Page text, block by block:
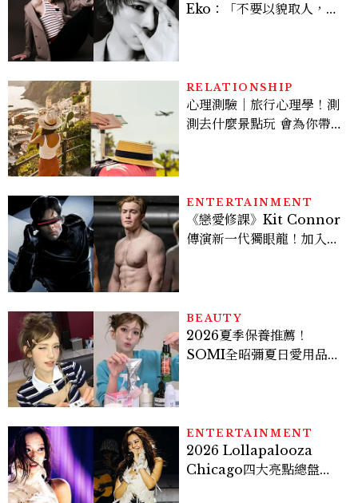
Eko：「不要以貌取人，內
RELATIONSHIP
心理測驗｜旅行心理學！測
測去什麼景點玩 會為你帶來
ENTERTAINMENT
《戀愛修課》Kit Connor
傳演新一代獨眼龍！加入新
BEAUTY
2026夏季保養推薦！
SOMI全昭彌夏日愛用品公
ENTERTAINMENT
2026 Lollapalooza
Chicago四大亮點總盤